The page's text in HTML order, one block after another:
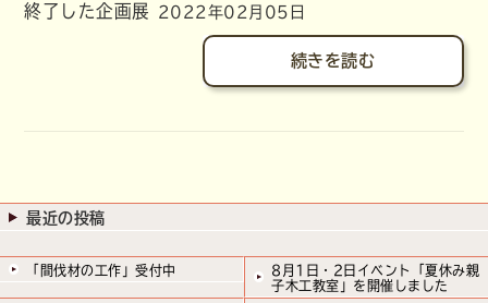
終了した企画展 2022年02月05日
続きを読む
最近の投稿
「間伐材の工作」受付中
8月1日・2日イベント「夏休み親
子木工教室」を開催しました